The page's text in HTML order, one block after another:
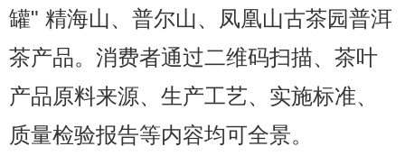
罐" 精海山、普尔山、凤凰山古茶园普洱
茶产品。消费者通过二维码扫描、茶叶
产品原料来源、生产工艺、实施标准、
质量检验报告等内容均可全景。